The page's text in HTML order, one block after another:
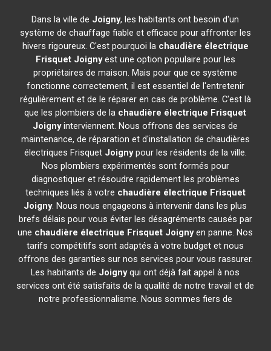
Dans la ville de Joigny, les habitants ont besoin d'un
système de chauffage fiable et efficace pour affronter les
hivers rigoureux. C'est pourquoi la chaudière électrique
Frisquet Joignyest une option populaire pour les
propriétaires de maison. Mais pour que ce système
fonctionne correctement, il est essentiel de l'entretenir
régulièrement et de le réparer en cas de problème. C'est là
que les plombiers de la chaudière électrique Frisquet
Joignyinterviennent. Nous offrons des services de
maintenance, de réparation et d'installation de chaudières
électriques Frisquet Joignypour les résidents de la ville.
Nos plombiers expérimentés sont formés pour
diagnostiquer et résoudre rapidement les problèmes
techniques liés à votre chaudière électrique Frisquet
Joigny. Nous nous engageons à intervenir dans les plus
brefs délais pour vous éviter les désagréments causés par
une chaudière électrique Frisquet Joignyen panne. Nos
tarifs compétitifs sont adaptés à votre budget et nous
offrons des garanties sur nos services pour vous rassurer.
Les habitants de Joignyqui ont déjà fait appel à nos
services ont été satisfaits de la qualité de notre travail et de
notre professionnalisme. Nous sommes fiers de